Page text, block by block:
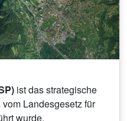
ist das strategische
Landesgesetz für
wurde.